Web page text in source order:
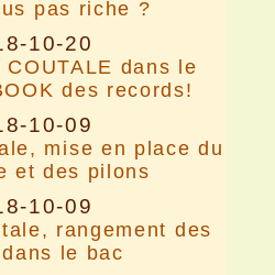
pas riche ?
10-20
dans le
des records!
10-09
mise en place du
et des pilons
10-09
rangement des
dans le bac